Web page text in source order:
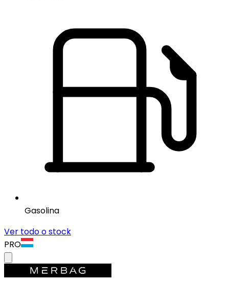
Gasolina
Ver todo o stock
PRO